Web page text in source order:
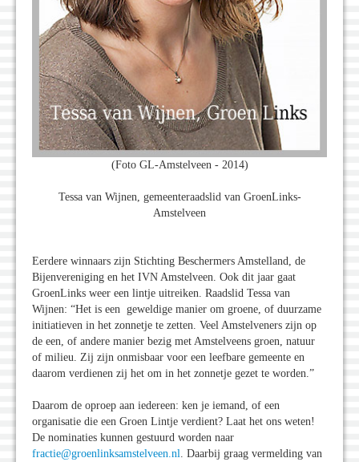
(Foto GL-Amstelveen - 2014)
Tessa van Wijnen, gemeenteraadslid van GroenLinks-
Amstelveen
Eerdere winnaars zijn Stichting Beschermers Amstelland, de
Bijenvereniging en het IVN Amstelveen. Ook dit jaar gaat
GroenLinks weer een lintje uitreiken. Raadslid Tessa van
Wijnen: “Het is een geweldige manier om groene, of duurzame
initiatieven in het zonnetje te zetten. Veel Amstelveners zijn op
de een, of andere manier bezig met Amstelveens groen, natuur
of milieu. Zij zijn onmisbaar voor een leefbare gemeente en
daarom verdienen zij het om in het zonnetje gezet te worden.”
Daarom de oproep aan iedereen: ken je iemand, of een
organisatie die een Groen Lintje verdient? Laat het ons weten!
De nominaties kunnen gestuurd worden naar
fractie@groenlinksamstelveen.nl . Daarbij graag vermelding van